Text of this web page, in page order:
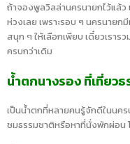
ถ้าจองพูลวิลล่านครนายกไว้แล้
ห่วงเลย เพราะรอบ ๆ นครนาย
สนุก ๆ ให้เลือกเพียบ เดี๋ยวเรา
ครบกว่าเดิม
น้ำตกนางรอง ที่เที่ยว
เป็นน้ำตกที่หลายคนรู้จักดีในนคร
ชมธรรมชาติหรือหาที่นั่งพักผ่อน